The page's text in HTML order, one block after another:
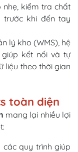
kiểm tra chất
trước khi đến tay
lý kho (WMS), hệ
giúp kết nối và tự
liệu theo thời gian
toàn diện
mang lại nhiều lợi
quy trình giúp